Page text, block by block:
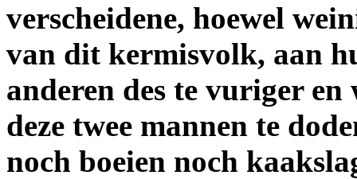
verscheidene, hoewel
van dit kermisvolk, aan
anderen des te vuriger
deze twee mannen te
noch boeien noch